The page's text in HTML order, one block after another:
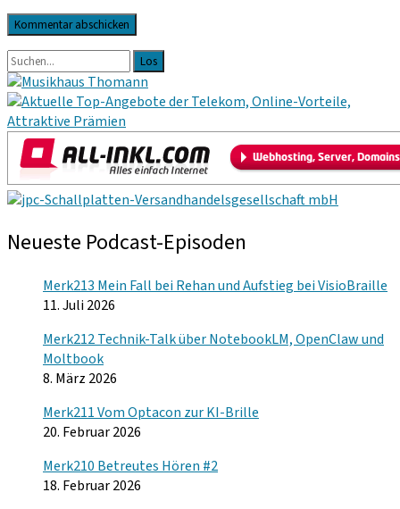
Primäre
Sidebar
Suche
nach:
Neueste Podcast-Episoden
Merk213 Mein Fall bei Rehan und Aufstieg bei VisioBraille
11. Juli 2026
Merk212 Technik-Talk über NotebookLM, OpenClaw und
Moltbook
8. März 2026
Merk211 Vom Optacon zur KI-Brille
20. Februar 2026
Merk210 Betreutes Hören #2
18. Februar 2026